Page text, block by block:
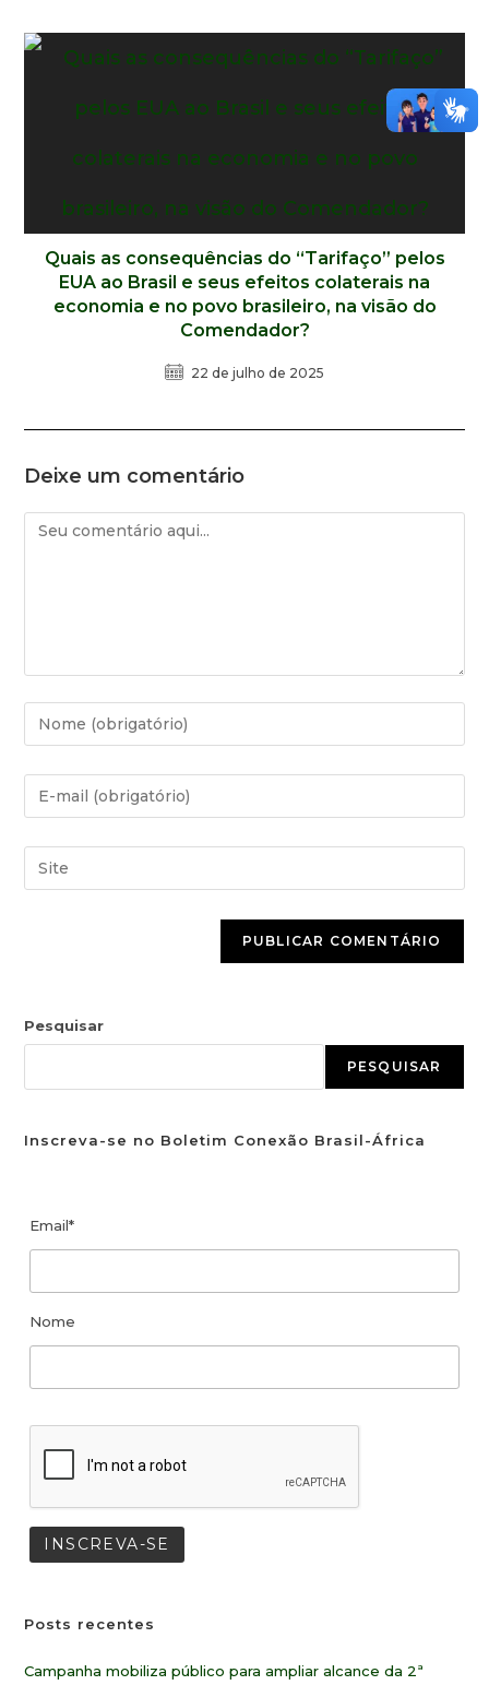
Quais as consequências do “Tarifaço” pelos
EUA ao Brasil e seus efeitos colaterais na
economia e no povo brasileiro, na visão do
Comendador?
22 de julho de 2025
Deixe um comentário
Pesquisar
PESQUISAR
Inscreva-se no Boletim Conexão Brasil-África
Email*
Nome
Posts recentes
Campanha mobiliza público para ampliar alcance da 2ª